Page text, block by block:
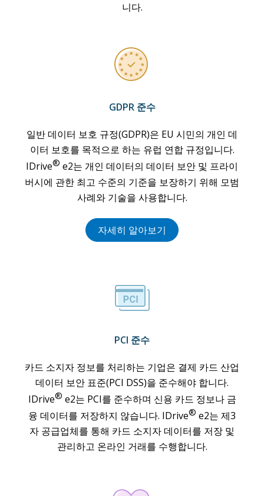
니다.
GDPR 준수
일반 데이터 보호 규정(GDPR)은 EU 시민의 개인 데
이터 보호를 목적으로 하는 유럽 연합 규정입니다.
IDrive® e2는 개인 데이터의 데이터 보안 및 프라이
버시에 관한 최고 수준의 기준을 보장하기 위해 모범
사례와 기술을 사용합니다.
자세히 알아보기
PCI 준수
카드 소지자 정보를 처리하는 기업은 결제 카드 산업
데이터 보안 표준(PCI DSS)을 준수해야 합니다.
IDrive® e2는 PCI를 준수하며 신용 카드 정보나 금
융 데이터를 저장하지 않습니다. IDrive® e2는 제3
자 공급업체를 통해 카드 소지자 데이터를 저장 및
관리하고 온라인 거래를 수행합니다.